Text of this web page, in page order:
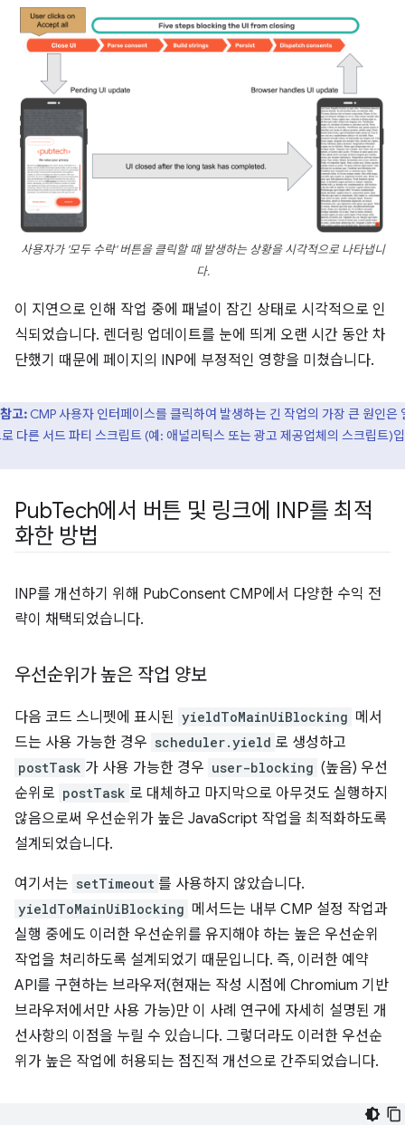
사용자가 '모두 수락' 버튼을 클릭할 때 발생하는 상황을 시각적으로 나타냅니
다.
이 지연으로 인해 작업 중에 패널이 잠긴 상태로 시각적으로 인
식되었습니다. 렌더링 업데이트를 눈에 띄게 오랜 시간 동안 차
단했기 때문에 페이지의 INP에 부정적인 영향을 미쳤습니다.
참고: CMP 사용자 인터페이스를 클릭하여 발생하는 긴 작업의 가장 큰 원인은
다른 서드 파티 스크립트 (예: 애널리틱스 또는 광고 제공업체의 스크립트)
PubTech에서 버튼 및 링크에 INP를 최적
화한 방법
INP를 개선하기 위해 PubConsent CMP에서 다양한 수익 전
략이 채택되었습니다.
우선순위가 높은 작업 양보
다음 코드 스니펫에 표시된 yieldToMainUiBlocking 메서
드는 사용 가능한 경우 scheduler.yield 로 생성하고
postTask 가 사용 가능한 경우 user-blocking (높음) 우선
순위로 postTask 로 대체하고 마지막으로 아무것도 실행하지
않음으로써 우선순위가 높은 JavaScript 작업을 최적화하도록
설계되었습니다.
여기서는 setTimeout 를 사용하지 않았습니다.
yieldToMainUiBlocking 메서드는 내부 CMP 설정 작업과
실행 중에도 이러한 우선순위를 유지해야 하는 높은 우선순위
작업을 처리하도록 설계되었기 때문입니다. 즉, 이러한 예약
API를 구현하는 브라우저(현재는 작성 시점에 Chromium 기반
브라우저에서만 사용 가능)만 이 사례 연구에 자세히 설명된 개
선사항의 이점을 누릴 수 있습니다. 그렇더라도 이러한 우선순
위가 높은 작업에 허용되는 점진적 개선으로 간주되었습니다.